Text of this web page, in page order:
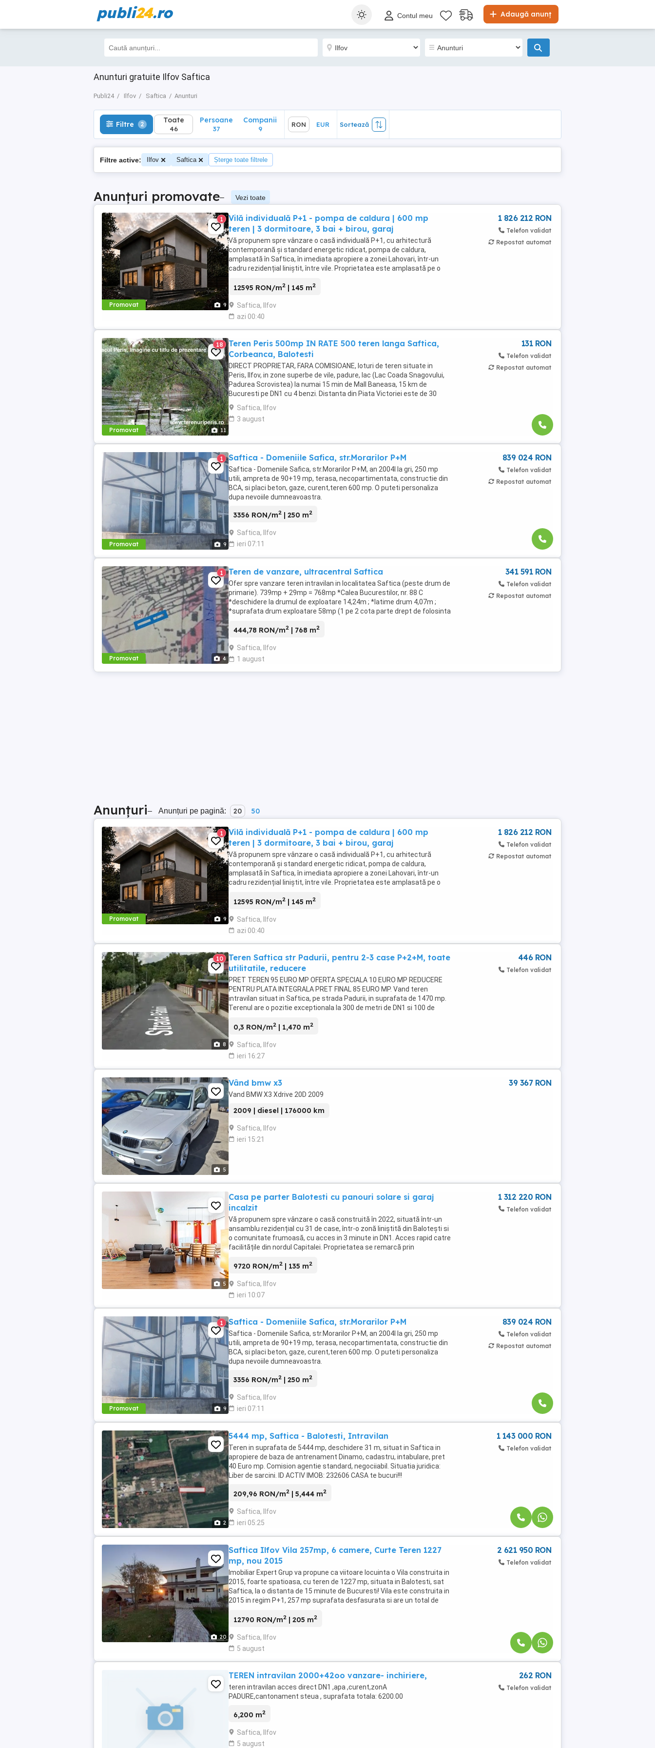
publi24.ro Adaugă anunț
Contul meu
Anunturi gratuite Ilfov Saftica
Publi24 Ilfov Saftica Anunturi
Filtre 2 Toate
46
Sortează
Filtre 2 Toate
46
Persoane
37
Companii
9
RON EUR Sortează
Filtre active: Ilfov Saftica Șterge toate filtrele
Anunțuri promovate– Vezi toate
Promovat 9
1
Vilă individuală P+1 - pompa de caldura | 600 mp
teren | 3 dormitoare, 3 bai + birou, garaj
Vă propunem spre vânzare o casă individuală P+1, cu arhitectură
contemporană și standard energetic ridicat, pompa de caldura,
amplasată în Saftica, în imediata apropiere a zonei Lahovari, într-un
cadru rezidențial liniștit, între vile. Proprietatea este amplasată pe o
12595 RON/m2 | 145 m2
Saftica, Ilfov
azi 00:40
1 826 212 RON
Telefon validat
Repostat automat
Promovat 11
18
Teren Peris 500mp IN RATE 500 teren langa Saftica,
Corbeanca, Balotesti
DIRECT PROPRIETAR, FARA COMISIOANE, loturi de teren situate in
Peris, Ilfov, in zone superbe de vile, padure, lac (Lac Coada Snagovului,
Padurea Scrovistea) la numai 15 min de Mall Baneasa, 15 km de
Bucuresti pe DN1 cu 4 benzi. Distanta din Piata Victoriei este de 30
min. Toate terenurile sunt intravilane, ...
Saftica, Ilfov
3 august
131 RON
Telefon validat
Repostat automat
Promovat 9
1 Saftica - Domeniile Safica, str.Morarilor P+M
Saftica - Domeniile Safica, str.Morarilor P+M, an 2004l la gri, 250 mp
utili, ampreta de 90+19 mp, terasa, necopartimentata, constructie din
BCA, si placi beton, gaze, curent,teren 600 mp. O puteti personaliza
dupa nevoiile dumneavoastra.
3356 RON/m2 | 250 m2
Saftica, Ilfov
ieri 07:11
839 024 RON
Telefon validat
Repostat automat
Promovat 4
1 Teren de vanzare, ultracentral Saftica
Ofer spre vanzare teren intravilan in localitatea Saftica (peste drum de
primarie). 739mp + 29mp = 768mp *Calea Bucurestilor, nr. 88 C
*deschidere la drumul de exploatare 14,24m ; *latime drum 4,07m ;
*suprafata drum exploatare 58mp (1 pe 2 cota parte drept de folosinta
444,78 RON/m2 | 768 m2
Saftica, Ilfov
1 august
341 591 RON
Telefon validat
Repostat automat
Anunțuri– Anunțuri pe pagină: 20 50
Promovat 9
1
Vilă individuală P+1 - pompa de caldura | 600 mp
teren | 3 dormitoare, 3 bai + birou, garaj
Vă propunem spre vânzare o casă individuală P+1, cu arhitectură
contemporană și standard energetic ridicat, pompa de caldura,
amplasată în Saftica, în imediata apropiere a zonei Lahovari, într-un
cadru rezidențial liniștit, între vile. Proprietatea este amplasată pe o
12595 RON/m2 | 145 m2
Saftica, Ilfov
azi 00:40
1 826 212 RON
Telefon validat
Repostat automat
8
10
Teren Saftica str Padurii, pentru 2-3 case P+2+M, toate
utilitatile, reducere
PRET TEREN 95 EURO MP OFERTA SPECIALA 10 EURO MP REDUCERE
PENTRU PLATA INTEGRALA PRET FINAL 85 EURO MP. Vand teren
intravilan situat in Saftica, pe strada Padurii, in suprafata de 1470 mp.
Terenul are o pozitie exceptionala la 300 de metri de DN1 si 100 de
0,3 RON/m2 | 1,470 m2
Saftica, Ilfov
ieri 16:27
446 RON
Telefon validat
5
Vând bmw x3
Vand BMW X3 Xdrive 20D 2009
2009 | diesel | 176000 km
Saftica, Ilfov
ieri 15:21
39 367 RON
5
Casa pe parter Balotesti cu panouri solare si garaj
incalzit
Vă propunem spre vânzare o casă construită în 2022, situată într-un
ansamblu rezidențial cu 31 de case, într-o zonă liniștită din Balotești si
o comunitate frumoasă, cu acces in 3 minute in DN1. Acces rapid catre
facilitățile din nordul Capitalei. Proprietatea se remarcă prin
9720 RON/m2 | 135 m2
Saftica, Ilfov
ieri 10:07
1 312 220 RON
Telefon validat
Promovat 9
1 Saftica - Domeniile Safica, str.Morarilor P+M
Saftica - Domeniile Safica, str.Morarilor P+M, an 2004l la gri, 250 mp
utili, ampreta de 90+19 mp, terasa, necopartimentata, constructie din
BCA, si placi beton, gaze, curent,teren 600 mp. O puteti personaliza
dupa nevoiile dumneavoastra.
3356 RON/m2 | 250 m2
Saftica, Ilfov
ieri 07:11
839 024 RON
Telefon validat
Repostat automat
2
5444 mp, Saftica - Balotesti, Intravilan
Teren in suprafata de 5444 mp, deschidere 31 m, situat in Saftica in
apropiere de baza de antrenament Dinamo, cadastru, intabulare, pret
40 Euro mp. Comision agentie standard, negociiabil. Situatia juridica:
Liber de sarcini. ID ACTIV IMOB: 232606 CASA te bucuri!!!
209,96 RON/m2 | 5,444 m2
Saftica, Ilfov
ieri 05:25
1 143 000 RON
Telefon validat
20
Saftica Ilfov Vila 257mp, 6 camere, Curte Teren 1227
mp, nou 2015
Imobiliar Expert Grup va propune ca viitoare locuinta o Vila construita in
2015, foarte spatioasa, cu teren de 1227 mp, situata in Balotesti, sat
Saftica, la o distanta de 15 minute de Bucuresti! Vila este construita in
2015 in regim P+1, 257 mp suprafata desfasurata si are un total de
12790 RON/m2 | 205 m2
Saftica, Ilfov
5 august
2 621 950 RON
Telefon validat
TEREN intravilan 2000+42oo vanzare- inchiriere,
teren intravilan acces direct DN1 ,apa ,curent,zonA
PADURE,cantonament steua , suprafata totala: 6200.00
6,200 m2
Saftica, Ilfov
5 august
262 RON
Telefon validat